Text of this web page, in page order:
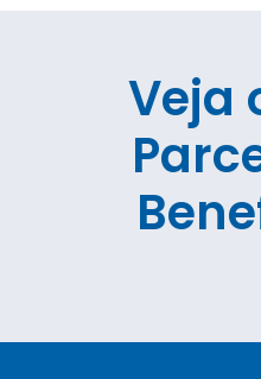
Veja